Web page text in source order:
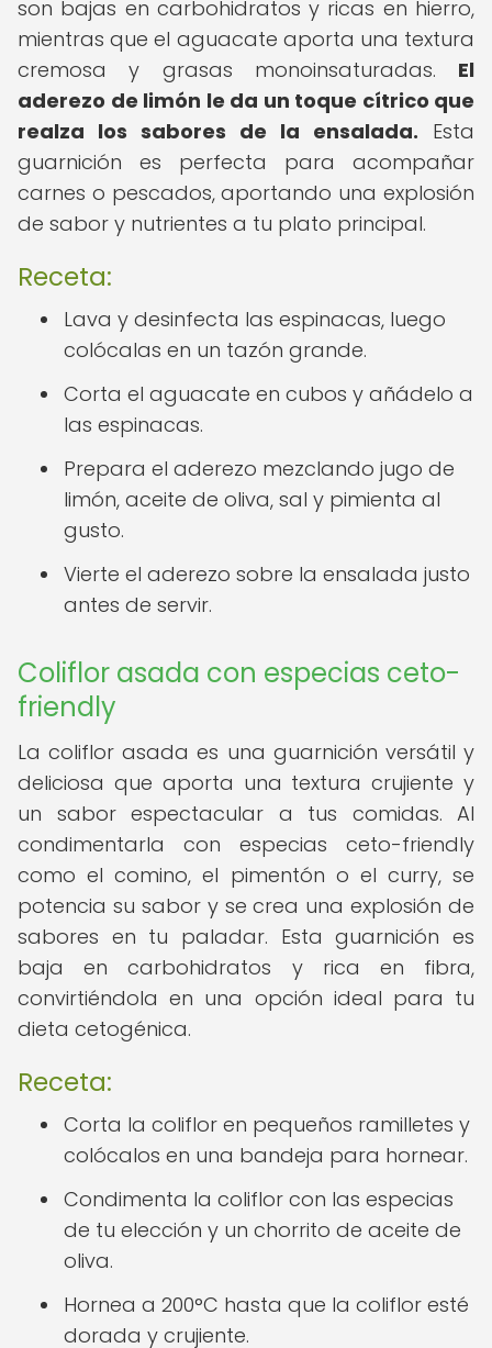
son bajas en carbohidratos y ricas en hierro,
mientras que el aguacate aporta una textura
cremosa y grasas monoinsaturadas. El
aderezo de limón le da un toque cítrico que
realza los sabores de la ensalada. Esta
guarnición es perfecta para acompañar
carnes o pescados, aportando una explosión
de sabor y nutrientes a tu plato principal.
Receta:
Lava y desinfecta las espinacas, luego
colócalas en un tazón grande.
Corta el aguacate en cubos y añádelo a
las espinacas.
Prepara el aderezo mezclando jugo de
limón, aceite de oliva, sal y pimienta al
gusto.
Vierte el aderezo sobre la ensalada justo
antes de servir.
Coliflor asada con especias ceto-
friendly
La coliflor asada es una guarnición versátil y
deliciosa que aporta una textura crujiente y
un sabor espectacular a tus comidas. Al
condimentarla con especias ceto-friendly
como el comino, el pimentón o el curry, se
potencia su sabor y se crea una explosión de
sabores en tu paladar. Esta guarnición es
baja en carbohidratos y rica en fibra,
convirtiéndola en una opción ideal para tu
dieta cetogénica.
Receta:
Corta la coliflor en pequeños ramilletes y
colócalos en una bandeja para hornear.
Condimenta la coliflor con las especias
de tu elección y un chorrito de aceite de
oliva.
Hornea a 200°C hasta que la coliflor esté
dorada y crujiente.